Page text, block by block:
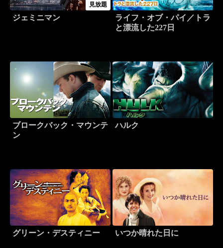
見放題
ジェミニマン
ライフ・オブ・パイ／トラ
と漂流した227日
ブロークバック・マウンテ
ン
ハルク
グリーン・デスティニー いつか晴れた日に